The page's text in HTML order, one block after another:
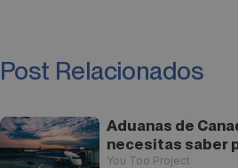
Post Relacionados
Aduanas de
necesitas saber
You Too Project